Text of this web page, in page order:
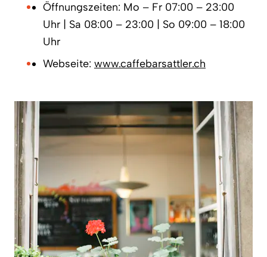
Öffnungszeiten: Mo – Fr 07:00 – 23:00
Uhr | Sa 08:00 – 23:00 | So 09:00 – 18:00
Uhr
Webseite: www.caffebarsattler.ch